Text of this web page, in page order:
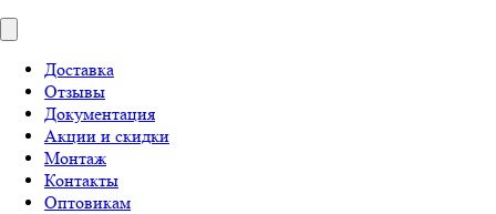
Доставка
Отзывы
Документация
Акции и скидки
Монтаж
Контакты
Оптовикам